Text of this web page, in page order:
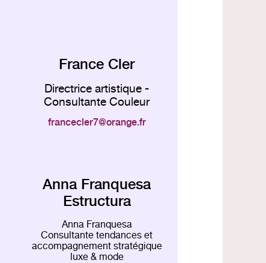
France Cler
Directrice artistique -
Consultante Couleur
francecler7 orange.fr
Anna Franquesa
Estructura
Anna Franquesa
Consultante tendances et
accompagnement stratégique
luxe & mode